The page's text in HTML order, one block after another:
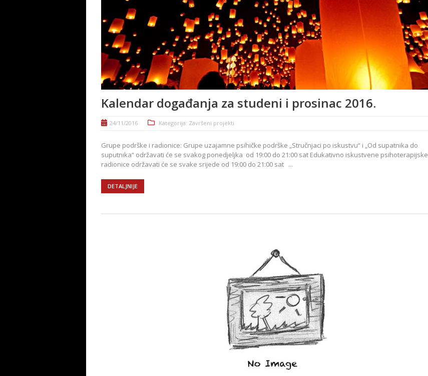
Kalendar događanja za studeni i prosinac 2016.
24/11/2016 Kategorija: Završeni projekti
Grupe podrške i radionice: Grupe uzajamne psihičke podrške „Stručnjaci po iskustvu“ i „Od supatnika do
suputnika“ održavati će se svakog ponedjeljka od 19:00 do 21:00 sat Edukativno iskustvene psihoterapijske
radionice održavati će se svake srijede od 19:00 do 21:00 sat ...
DETALJNIJE